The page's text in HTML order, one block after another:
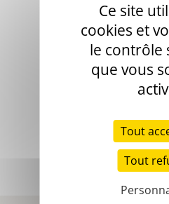
Ce site
cookies et
le contrôle
que vous
Tout
Tout